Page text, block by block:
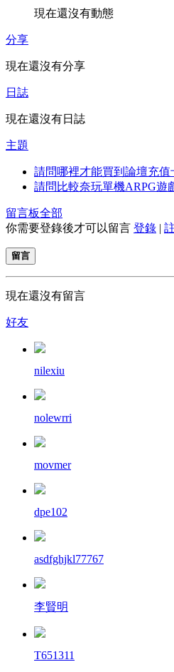
現在還沒有動態
分享
現在還沒有分享
日誌
現在還沒有日誌
主題
請問哪裡才能買到論壇充
請問比較奈玩單機ARPG遊
留言板全部
你需要登錄後才可以留言 登錄 |
留言
現在還沒有留言
好友
nilexiu
nolewrri
movmer
dpe102
asdfghjkl77767
李賢明
T651311